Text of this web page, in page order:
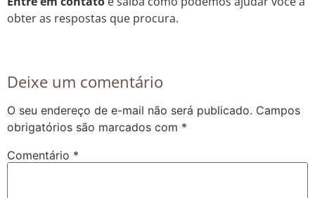
obter as respostas que procura.
Deixe um comentário
O seu endereço de e-mail não será publicado. Campos
obrigatórios são marcados com *
Comentário *